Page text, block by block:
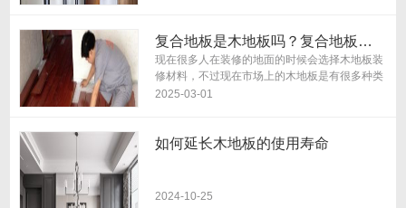
复合地板是木地板吗？复合地板好不好？
现在很多人在装修的地面的时候会选择木地板装
修材料，不过现在市场上的木地板是有很多种类
型，不少的业主在购买的时候会看到复合地板，
2025-03-01
如何延长木地板的使用寿命
2024-10-25